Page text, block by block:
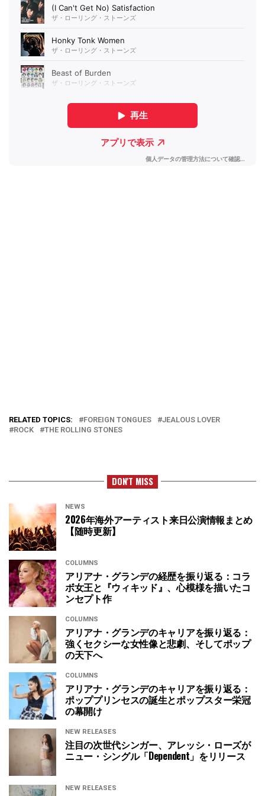
RELATED TOPICS: FOREIGN TONGUES
JEALOUS LOVER
ROCK
THE ROLLING STONES
DON'T MISS
NEWS
2026年海外アーティスト来日公演情報まとめ
【随時更新】
COLUMNS
アリアナ・グランデの経歴を振り返る：コラ
ボ女王と『ウィキッド』、心模様を描いたコ
ンセプト作
COLUMNS
アリアナ・グランデのキャリアを振り返る：
強くセクシーな女性像と悲劇、そしてポップ
の天下へ
COLUMNS
アリアナ・グランデのキャリアを振り返る：
ポッププリンセスの誕生とポップスター栄冠
の幕開け
NEW RELEASES
注目の次世代シンガー、アレッシ・ローズが
ニュー・シングル「Dependent」をリリース
NEW RELEASES